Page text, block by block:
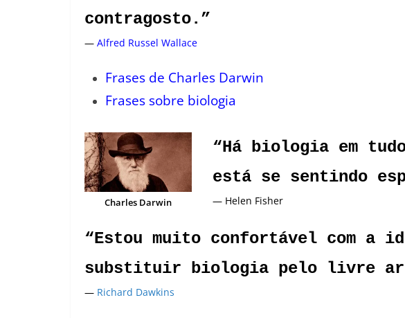
contragosto.”
— Alfred Russel Wallace
Frases de Charles Darwin
Frases sobre biologia
Charles Darwin
“Há biologia em
está se sentindo
— Helen Fisher
“Estou muito confortável com a
substituir biologia pelo livre
— Richard Dawkins